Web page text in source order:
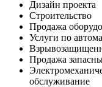
Дизайн проекта
Строительство
Продажа
Услуги по
Продажа
обслуживание